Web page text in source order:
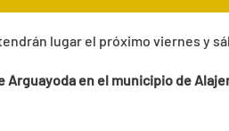
lugar el próximo viernes y
Arguayoda en el municipio de